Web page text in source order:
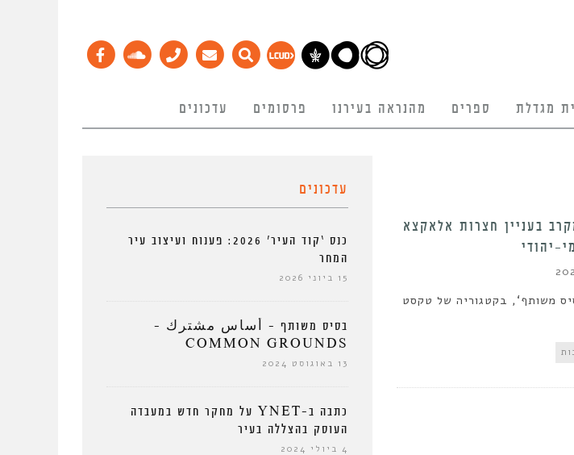
מגדלת ספרים מהנראה בעירנו פרסומים עדכונים
בעניין חצרות אלאקצא
יהודי
משותף‘, בקטגוריה של טקסט
עדכונים
כנס ‘קוד העיר’ 2026: פענוח ועיצוב עיר
המחר
15 ביוני 2026
בסיס משותף – أساس مشترك –
COMMON GROUNDS
13 באוגוסט 2024
כתבה ב-YNET על מחקר חדש במעבדה
העוסק בהצללה בעיר
4 ביולי 2024